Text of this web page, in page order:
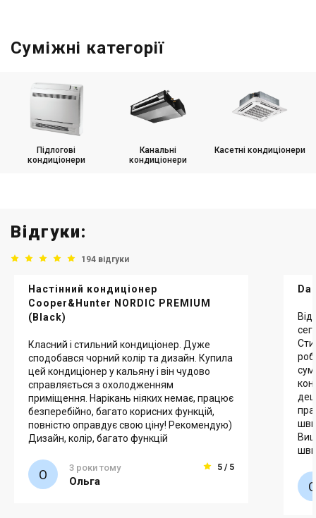
Суміжні категорії
Підлогові
кондиціонери
Канальні
кондиціонери
Касетні кондиціонери
Відгуки:
194 відгуки
Настінний кондиціонер
Cooper&Hunter NORDIC PREMIUM
(Black)
Класний і стильний кондиціонер. Дуже
сподобався чорний колір та дизайн. Купила
цей кондиціонер у кальяну і він чудово
справляється з охолодженням
приміщення. Нарікань ніяких немає, працює
безперебійно, багато корисних функцій,
повністю оправдує свою ціну! Рекомендую)
Дизайн, колір, багато функцій
3 роки тому
Ольга
5 / 5